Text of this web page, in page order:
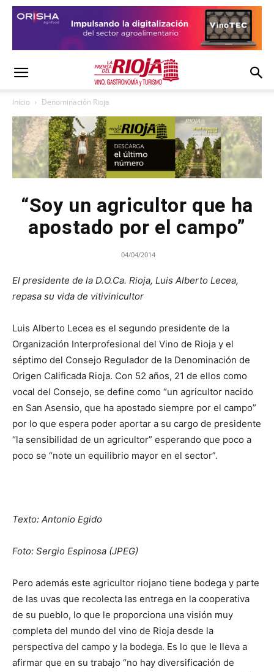
Inicio Denominación Rioja
“Soy un agricultor que ha
apostado por el campo”
04/04/2014
El presidente de la D.O.Ca. Rioja, Luis Alberto Lecea,
repasa su vida de vitivinicultor
Luis Alberto Lecea es el segundo presidente de la
Organización Interprofesional del Vino de Rioja y el
séptimo del Consejo Regulador de la Denominación de
Origen Calificada Rioja. Con 52 años, 21 de ellos como
vocal del Consejo, se define como “un agricultor nacido
en San Asensio, que ha apostado siempre por el campo”
por lo que espera poder aportar a su cargo de presidente
“la sensibilidad de un agricultor” esperando que poco a
poco se “note un equilibrio mayor en el sector”.
Texto: Antonio Egido
Foto: Sergio Espinosa (JPEG)
Pero además este agricultor riojano tiene bodega y parte
de las uvas que recolecta las entrega en la cooperativa
de su pueblo, lo que le proporciona una visión muy
completa del mundo del vino de Rioja desde la
perspectiva del campo y la bodega. Es lo que le lleva a
afirmar que en su trabajo “no hay diversificación de